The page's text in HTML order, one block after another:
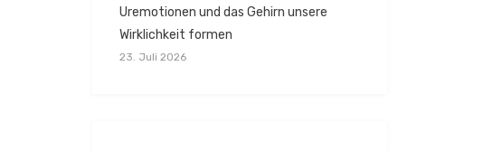
Uremotionen und das Gehirn unsere
Wirklichkeit formen
23. Juli 2026